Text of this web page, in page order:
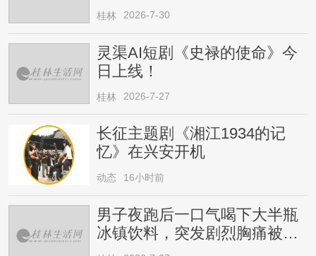
桂林 2026-7-30
灵渠AI短剧《史禄的使命》今
日上线！
桂林 2026-7-27
长征主题剧《湘江1934的记
忆》在兴安开机
动态 16小时前
男子夜跑后一口气喝下大半瓶
冰镇饮料，突发剧烈胸痛被送
医！医生提醒→